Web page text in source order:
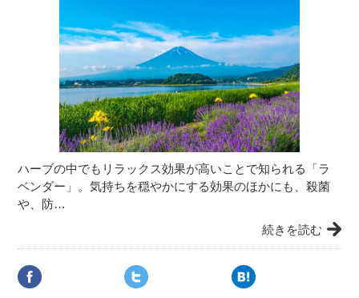
ハーブの中でもリラックス効果が高いことで知られる「ラ
ベンダー」。気持ちを穏やかにする効果のほかにも、殺菌
や、防…
続きを読む